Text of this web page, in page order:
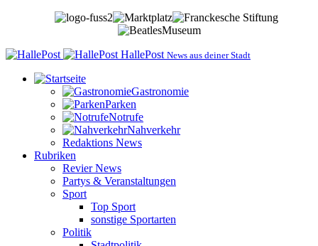
HallePost News aus deiner Stadt
Gastronomie
Parken
Notrufe
Nahverkehr
Redaktions News
Rubriken
Revier News
Partys & Veranstaltungen
Sport
Top Sport
sonstige Sportarten
Politik